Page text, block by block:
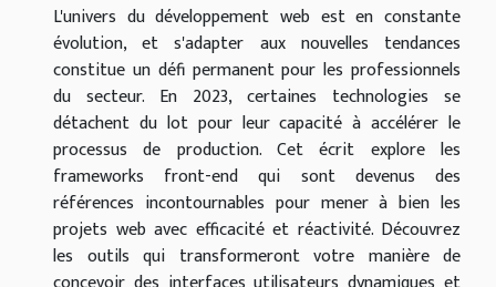
L'univers du développement web est en constante
évolution, et s'adapter aux nouvelles tendances
constitue un défi permanent pour les professionnels
du secteur. En 2023, certaines technologies se
détachent du lot pour leur capacité à accélérer le
processus de production. Cet écrit explore les
frameworks front-end qui sont devenus des
références incontournables pour mener à bien les
projets web avec efficacité et réactivité. Découvrez
les outils qui transformeront votre manière de